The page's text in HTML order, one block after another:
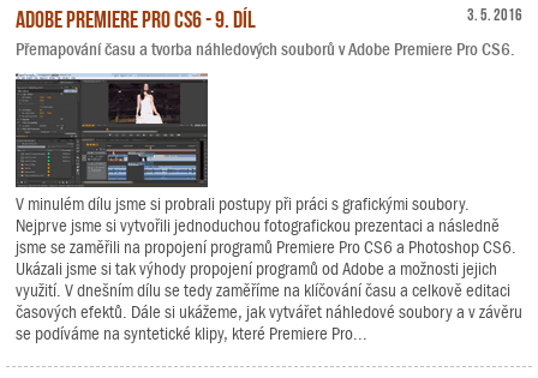
3. 5. 2016
Adobe Premiere Pro CS6 - 9. díl
Přemapování času a tvorba náhledových souborů v Adobe Premiere Pro CS6.
V minulém dílu jsme si probrali postupy při práci s grafickými soubory.
Nejprve jsme si vytvořili jednoduchou fotografickou prezentaci a následně
jsme se zaměřili na propojení programů Premiere Pro CS6 a Photoshop CS6.
Ukázali jsme si tak výhody propojení programů od Adobe a možnosti jejich
využití. V dnešním dílu se tedy zaměříme na klíčování času a celkově editaci
časových efektů. Dále si ukážeme, jak vytvářet náhledové soubory a v závěru
se podíváme na syntetické klipy, které Premiere Pro...